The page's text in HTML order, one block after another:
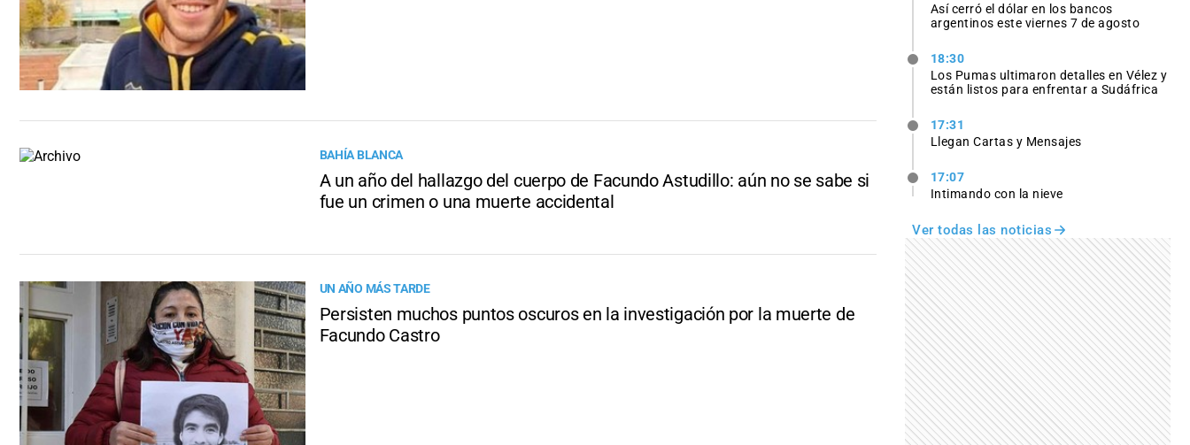
BAHÍA BLANCA
A un año del hallazgo del cuerpo de Facundo Astudillo: aún no se sabe si
fue un crimen o una muerte accidental
UN AÑO MÁS TARDE
Persisten muchos puntos oscuros en la investigación por la muerte de
Facundo Castro
Así cerró el dólar en los bancos
argentinos este viernes 7 de agosto
18:30
Los Pumas ultimaron detalles en Vélez y
están listos para enfrentar a Sudáfrica
17:31
Llegan Cartas y Mensajes
17:07
Intimando con la nieve
Ver todas las noticias